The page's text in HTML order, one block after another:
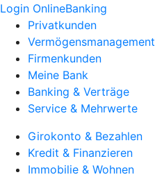
Login OnlineBanking
Privatkunden
Vermögensmanagement
Firmenkunden
Meine Bank
Banking & Verträge
Service & Mehrwerte
Girokonto & Bezahlen
Kredit & Finanzieren
Immobilie & Wohnen